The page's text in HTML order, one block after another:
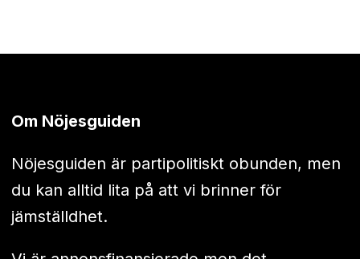
Om Nöjesguiden
Nöjesguiden är partipolitiskt obunden, men
du kan alltid lita på att vi brinner för
jämställdhet.